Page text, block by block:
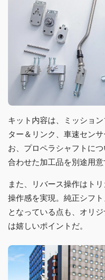
キット内容は、ミッショ
ター＆リンク、車速セン
お、プロペラシャフトに
合わせた加工品を別途用意
また、リバース操作はト
操作感を実現。純正シフ
となっている点も、オリ
は嬉しいポイントだ。